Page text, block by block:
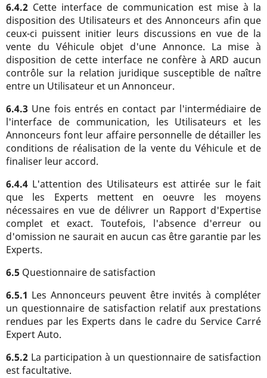
6.4.2 Cette interface de communication est mise à la
disposition des Utilisateurs et des Annonceurs afin que
ceux-ci puissent initier leurs discussions en vue de la
vente du Véhicule objet d'une Annonce. La mise à
disposition de cette interface ne confère à ARD aucun
contrôle sur la relation juridique susceptible de naître
entre un Utilisateur et un Annonceur.
6.4.3 Une fois entrés en contact par l'intermédiaire de
l'interface de communication, les Utilisateurs et les
Annonceurs font leur affaire personnelle de détailler les
conditions de réalisation de la vente du Véhicule et de
finaliser leur accord.
6.4.4 L'attention des Utilisateurs est attirée sur le fait
que les Experts mettent en oeuvre les moyens
nécessaires en vue de délivrer un Rapport d'Expertise
complet et exact. Toutefois, l'absence d'erreur ou
d'omission ne saurait en aucun cas être garantie par les
Experts.
6.5 Questionnaire de satisfaction
6.5.1 Les Annonceurs peuvent être invités à compléter
un questionnaire de satisfaction relatif aux prestations
rendues par les Experts dans le cadre du Service Carré
Expert Auto.
6.5.2 La participation à un questionnaire de satisfaction
est facultative.